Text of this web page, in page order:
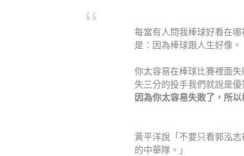
每當有人問我棒球好看在
是：因為棒球跟人生好像。
你太容易在棒球比賽裡面
失三分的投手我們就說是
因為你太容易失敗了，所
黃平洋說「不要只看郭泓
的中華隊。」